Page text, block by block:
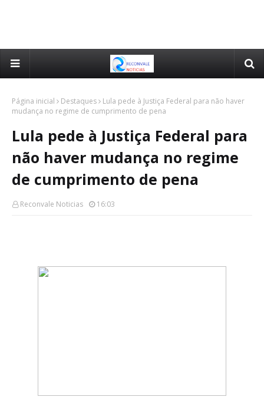
Página inicial Destaques
Lula pede à Justiça Federal para não haver
mudança no regime de cumprimento de pena
Lula pede à Justiça Federal para
não haver mudança no regime
de cumprimento de pena
Reconvale Noticias 16:03